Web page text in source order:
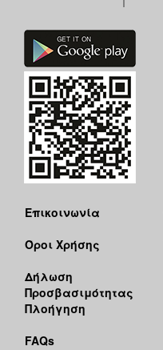
Επικοινωνία
Όροι Χρήσης
Δήλωση
Προσβασιμότητας
Πλοήγηση
FAQs